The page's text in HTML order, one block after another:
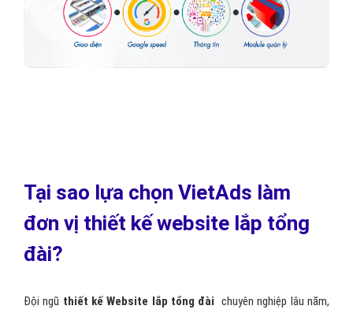
Tại sao lựa chọn VietAds làm
đơn vị thiết kế website lắp tổng
đài?
Đội ngũ thiết kế Website lắp tổng đài chuyên nghiệp lâu năm,